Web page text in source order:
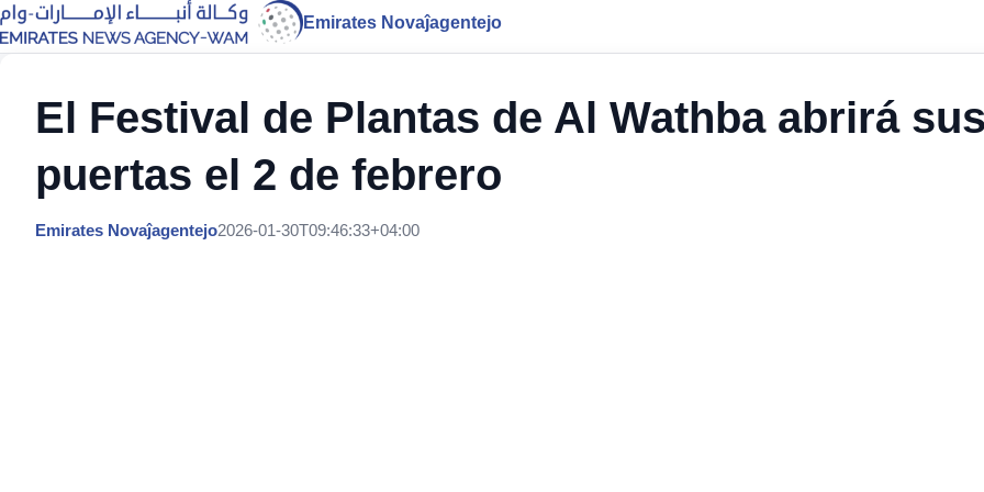
Emirates Novaĵagentejo
El Festival de Plantas de Al Wathba abrirá
puertas el 2 de febrero
Emirates Novaĵagentejo2026-01-30T09:46:33+04:00